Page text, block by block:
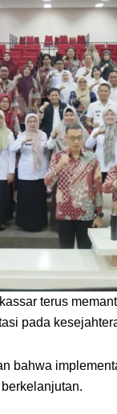
terus
pada
bahwa